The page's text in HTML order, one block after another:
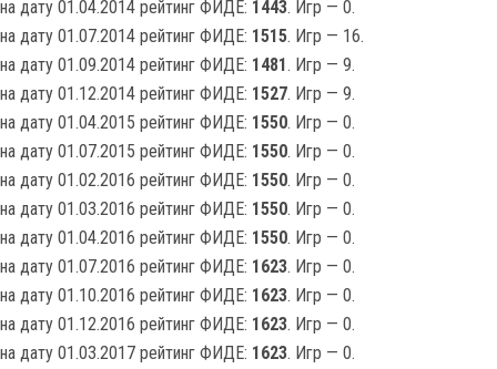
на дату 01.04.2014 рейтинг ФИДЕ: 1443. Игр — 0.
на дату 01.07.2014 рейтинг ФИДЕ: 1515. Игр — 16.
на дату 01.09.2014 рейтинг ФИДЕ: 1481. Игр — 9.
на дату 01.12.2014 рейтинг ФИДЕ: 1527. Игр — 9.
на дату 01.04.2015 рейтинг ФИДЕ: 1550. Игр — 0.
на дату 01.07.2015 рейтинг ФИДЕ: 1550. Игр — 0.
на дату 01.02.2016 рейтинг ФИДЕ: 1550. Игр — 0.
на дату 01.03.2016 рейтинг ФИДЕ: 1550. Игр — 0.
на дату 01.04.2016 рейтинг ФИДЕ: 1550. Игр — 0.
на дату 01.07.2016 рейтинг ФИДЕ: 1623. Игр — 0.
на дату 01.10.2016 рейтинг ФИДЕ: 1623. Игр — 0.
на дату 01.12.2016 рейтинг ФИДЕ: 1623. Игр — 0.
на дату 01.03.2017 рейтинг ФИДЕ: 1623. Игр — 0.